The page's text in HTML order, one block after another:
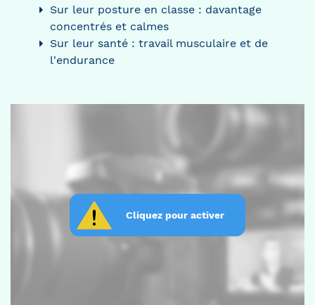
Sur leur posture en classe : davantage
concentrés et calmes
Sur leur santé : travail musculaire et de
l'endurance